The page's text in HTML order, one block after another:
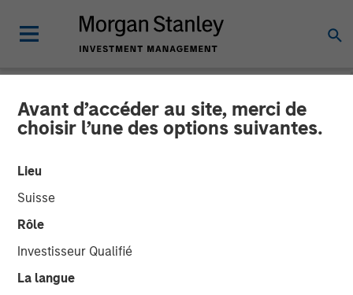
Avant d’accéder au site, merci de
choisir l’une des options suivantes.
Lieu
Suisse
Rôle
Investisseur Qualifié
La langue
NEWSROOM
Fusion Announces
Definitive Agreement to
Acquire Birch
Communications' Cloud and
Business Services Business